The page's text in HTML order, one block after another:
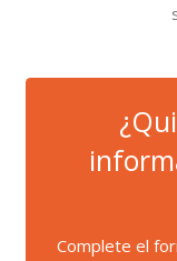
Complete el